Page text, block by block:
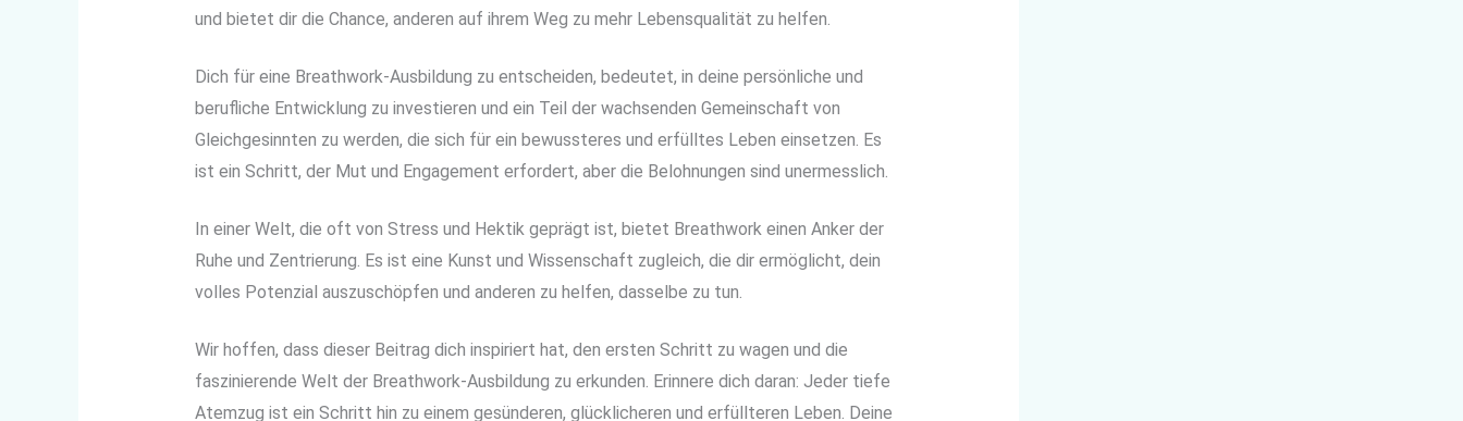
und bietet dir die Chance, anderen auf ihrem Weg zu mehr Lebensqualität zu helfen.
Dich für eine Breathwork-Ausbildung zu entscheiden, bedeutet, in deine persönliche und
berufliche Entwicklung zu investieren und ein Teil der wachsenden Gemeinschaft von
Gleichgesinnten zu werden, die sich für ein bewussteres und erfülltes Leben einsetzen. Es
ist ein Schritt, der Mut und Engagement erfordert, aber die Belohnungen sind unermesslich.
In einer Welt, die oft von Stress und Hektik geprägt ist, bietet Breathwork einen Anker der
Ruhe und Zentrierung. Es ist eine Kunst und Wissenschaft zugleich, die dir ermöglicht, dein
volles Potenzial auszuschöpfen und anderen zu helfen, dasselbe zu tun.
Wir hoffen, dass dieser Beitrag dich inspiriert hat, den ersten Schritt zu wagen und die
faszinierende Welt der Breathwork-Ausbildung zu erkunden. Erinnere dich daran: Jeder tiefe
Atemzug ist ein Schritt hin zu einem gesünderen, glücklicheren und erfüllteren Leben. Deine